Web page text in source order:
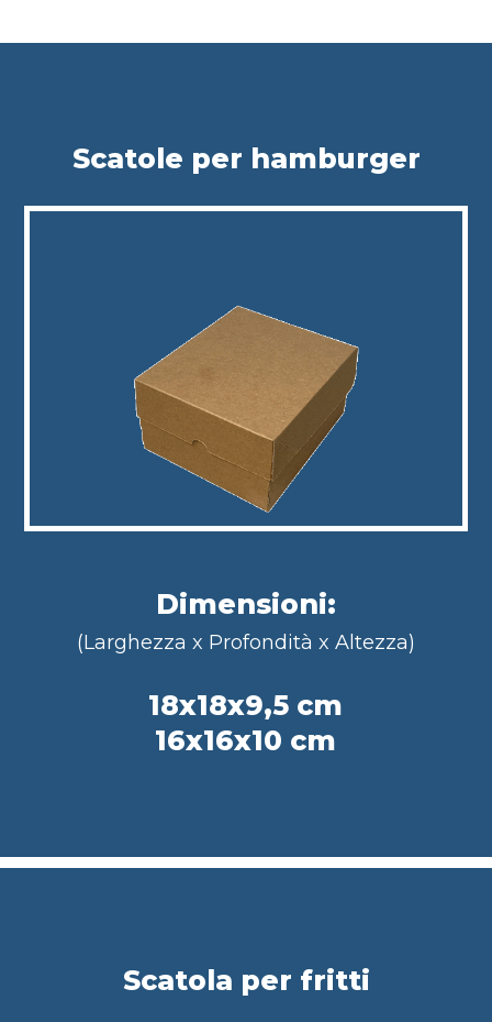
Scatole per hamburger
Dimensioni:
(Larghezza x Profondità x Altezza)
18x18x9,5 cm
16x16x10 cm
Scatola per fritti